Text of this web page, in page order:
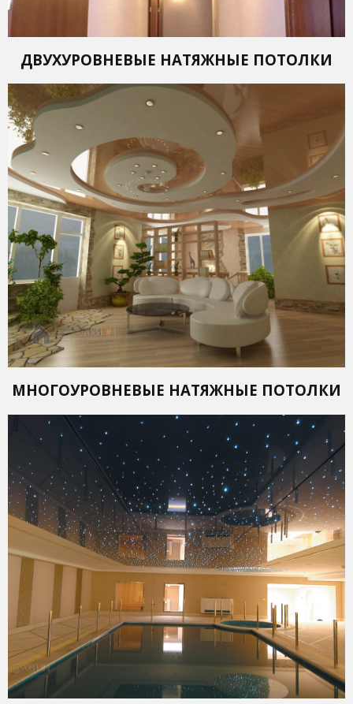
ДВУХУРОВНЕВЫЕ НАТЯЖНЫЕ ПОТОЛКИ
МНОГОУРОВНЕВЫЕ НАТЯЖНЫЕ ПОТОЛКИ